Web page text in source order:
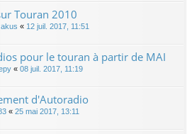
Touran 2010
« 12 juil. 2017, 11:51
pour le touran à partir de MAI
« 08 juil. 2017, 11:19
d'Autoradio
« 25 mai 2017, 13:11